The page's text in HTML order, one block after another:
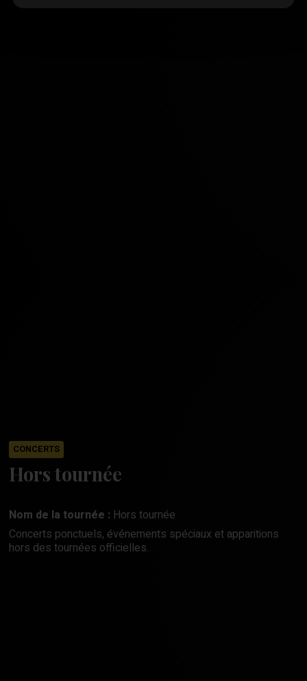
CONCERTS
Hors tournée
Nom de la tournée : Hors tournée
Concerts ponctuels, événements spéciaux et apparitions
hors des tournées officielles.